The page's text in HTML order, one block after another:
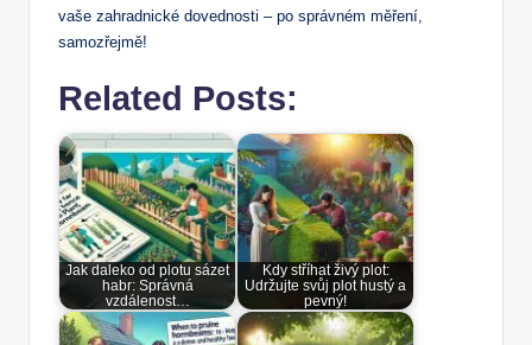
vaše zahradnické dovednosti – po správném měření,
samozřejmě!
Related Posts:
Jak daleko od plotu sázet
habr: Správná
vzdálenost…
Kdy stříhat živý plot:
Udržujte svůj plot hustý a
pevný!